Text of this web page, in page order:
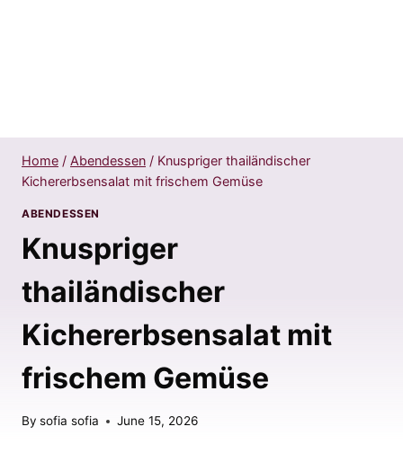
Home / Abendessen / Knuspriger thailändischer
Kichererbsensalat mit frischem Gemüse
ABENDESSEN
Knuspriger
thailändischer
Kichererbsensalat mit
frischem Gemüse
By sofia sofia June 15, 2026